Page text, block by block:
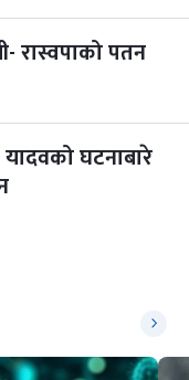
रास्वपाको पतन
घटनाबारे